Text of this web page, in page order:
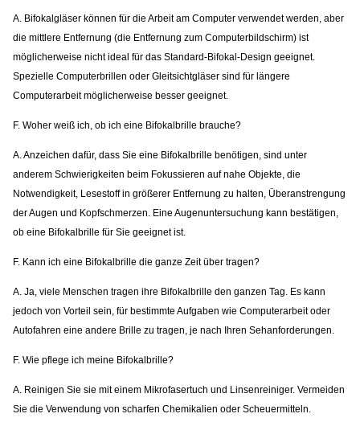
A. Bifokalgläser können für die Arbeit am Computer verwendet werden, aber
die mittlere Entfernung (die Entfernung zum Computerbildschirm) ist
möglicherweise nicht ideal für das Standard-Bifokal-Design geeignet.
Spezielle Computerbrillen oder Gleitsichtgläser sind für längere
Computerarbeit möglicherweise besser geeignet.
F. Woher weiß ich, ob ich eine Bifokalbrille brauche?
A. Anzeichen dafür, dass Sie eine Bifokalbrille benötigen, sind unter
anderem Schwierigkeiten beim Fokussieren auf nahe Objekte, die
Notwendigkeit, Lesestoff in größerer Entfernung zu halten, Überanstrengung
der Augen und Kopfschmerzen. Eine Augenuntersuchung kann bestätigen,
ob eine Bifokalbrille für Sie geeignet ist.
F. Kann ich eine Bifokalbrille die ganze Zeit über tragen?
A. Ja, viele Menschen tragen ihre Bifokalbrille den ganzen Tag. Es kann
jedoch von Vorteil sein, für bestimmte Aufgaben wie Computerarbeit oder
Autofahren eine andere Brille zu tragen, je nach Ihren Sehanforderungen.
F. Wie pflege ich meine Bifokalbrille?
A. Reinigen Sie sie mit einem Mikrofasertuch und Linsenreiniger. Vermeiden
Sie die Verwendung von scharfen Chemikalien oder Scheuermitteln.